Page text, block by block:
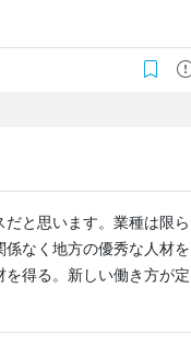
と思います。業種は限ら
なく地方の優秀な人材を
得る。新しい働き方が定